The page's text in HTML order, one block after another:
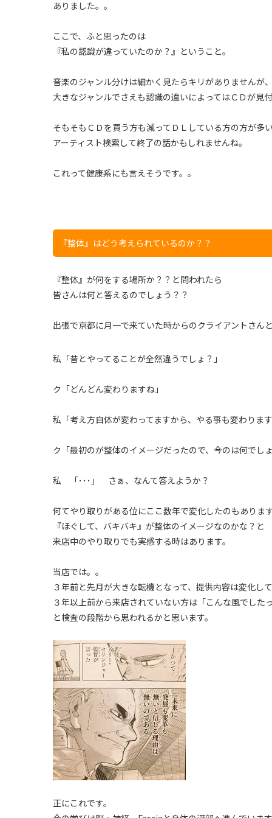
ありました。。
ここで、ふと思ったのは
『私の認識が違っていたのか？』ということ。
音楽のジャンル分けは細かく見たらキリがありませんが、
大きなジャンルでさえも認識の違いによってはＣＤが見付
そもそもＣＤを買う方も減ってＤＬしている方の方が多
アーティスト検索して終了の話かもしれませんね。
これって健康系にも言えそうです。。
『整体』はどう考えられているのか？？
『整体』が何をする場所か？？と問われたら
皆さんは何と答えるのでしょう？？
出張で京都に月一で来ていた時からのクライアントさん
私「昔とやってることが全然違うでしょ？」
ク「どんどん変わりますね」
私「考え方自体が変わってますから、やる事も変わります
ク「最初のが整体のイメージだったので、今のは何でしょ
私 「･･･」 さぁ、なんて答えようか？
何てやり取りがある位にここ数年で変化したのもあります
『ほぐして、バキバキ』が整体のイメージなのかな？と
来店中のやり取りでも実感する時はあります。
当店では。。
３年前と先月が大きな転機となって、提供内容は変化して
３年以上前から来店されていない方は「こんな風でしたっ
と検査の段階から思われるかと思います。
正にこれです。